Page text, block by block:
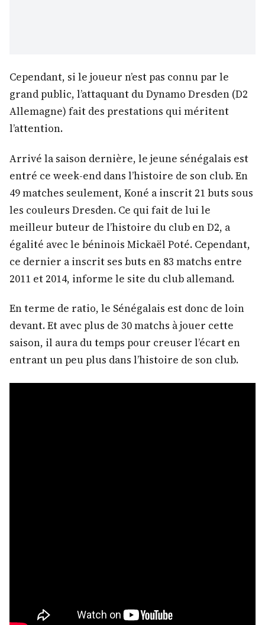
Cependant, si le joueur n’est pas connu par le
grand public, l’attaquant du Dynamo Dresden (D2
Allemagne) fait des prestations qui méritent
l’attention.
Arrivé la saison dernière, le jeune sénégalais est
entré ce week-end dans l’histoire de son club. En
49 matches seulement, Koné a inscrit 21 buts sous
les couleurs Dresden. Ce qui fait de lui le
meilleur buteur de l’histoire du club en D2, a
égalité avec le béninois Mickaël Poté. Cependant,
ce dernier a inscrit ses buts en 83 matchs entre
2011 et 2014, informe le site du club allemand.
En terme de ratio, le Sénégalais est donc de loin
devant. Et avec plus de 30 matchs à jouer cette
saison, il aura du temps pour creuser l’écart en
entrant un peu plus dans l’histoire de son club.